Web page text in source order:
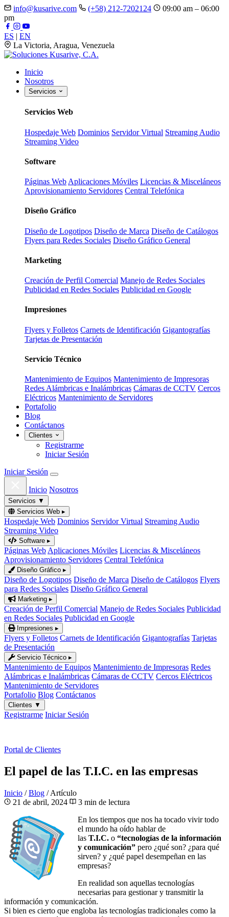
info@kusarive.com (+58) 212-7202124
09:00 am – 06:00
pm
ES | EN
La Victoria, Aragua, Venezuela
Inicio
Nosotros
Servicios
Servicios Web
Hospedaje Web Dominios Servidor Virtual Streaming Audio
Streaming Video
Software
Páginas Web Aplicaciones Móviles Licencias & Misceláneos
Aprovisionamiento Servidores Central Telefónica
Diseño Gráfico
Diseño de Logotipos Diseño de Marca Diseño de Catálogos
Flyers para Redes Sociales Diseño Gráfico General
Marketing
Creación de Perfil Comercial Manejo de Redes Sociales
Publicidad en Redes Sociales Publicidad en Google
Impresiones
Flyers y Folletos Carnets de Identificación Gigantografías
Tarjetas de Presentación
Servicio Técnico
Mantenimiento de Equipos Mantenimiento de Impresoras
Redes Alámbricas e Inalámbricas Cámaras de CCTV Cercos
Eléctricos Mantenimiento de Servidores
Portafolio
Blog
Contáctanos
Clientes
Registrarme
Iniciar Sesión
Iniciar Sesión
Inicio Nosotros
Servicios ▼
Servicios Web ▸
Hospedaje Web Dominios Servidor Virtual Streaming Audio
Streaming Video
Software ▸
Páginas Web Aplicaciones Móviles Licencias & Misceláneos
Aprovisionamiento Servidores Central Telefónica
Diseño Gráfico ▸
Diseño de Logotipos Diseño de Marca Diseño de Catálogos Flyers
para Redes Sociales Diseño Gráfico General
Marketing ▸
Creación de Perfil Comercial Manejo de Redes Sociales Publicidad
en Redes Sociales Publicidad en Google
Impresiones ▸
Flyers y Folletos Carnets de Identificación Gigantografías Tarjetas
de Presentación
Servicio Técnico ▸
Mantenimiento de Equipos Mantenimiento de Impresoras Redes
Alámbricas e Inalámbricas Cámaras de CCTV Cercos Eléctricos
Mantenimiento de Servidores
Portafolio Blog Contáctanos
Clientes ▼
Registrarme Iniciar Sesión
Portal de Clientes
El papel de las T.I.C. en las empresas
Inicio / Blog /Artículo
21 de abril, 2024
3 min de lectura
En los tiempos que nos ha tocado vivir todo
el mundo ha oído hablar de
las T.I.C. o “tecnologías de la información
y comunicación” pero ¿qué son? ¿para qué
sirven? y ¿qué papel desempeñan en las
empresas?
En realidad son aquellas tecnologías
necesarias para gestionar y transmitir la
información y comunicación.
Si bien es cierto que engloba las tecnologías tradicionales como la